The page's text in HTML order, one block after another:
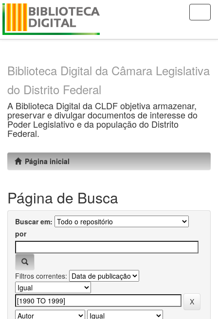
Skip
Biblioteca Digital da Câmara Legislativa
do Distrito Federal
A Biblioteca Digital da CLDF objetiva armazenar,
preservar e divulgar documentos de interesse do
Poder Legislativo e da população do Distrito
Federal.
Página inicial
Página de Busca
Buscar em:
por
Filtros correntes: